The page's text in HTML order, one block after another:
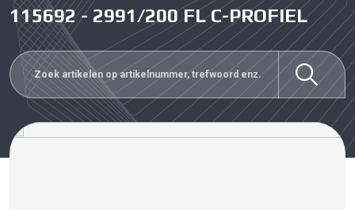
115692 - 2991/200 FL C-PROFIEL